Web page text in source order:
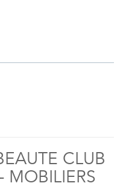
CLUB
MOBILIERS